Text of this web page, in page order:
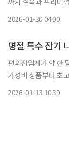
2026-01-30 04:00
명절 특수 잡기
편의점업계가 약 한
가성비 상품부터 초
2026-01-13 10:39